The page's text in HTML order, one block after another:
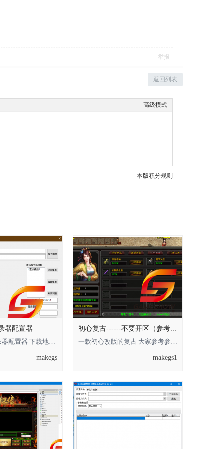
举报
返回列表
高级模式
本版积分规则
器配置器
GameShow登录器配置器 下载地址： 回复可见 **** 本内容被作者隐藏 **** ****
makegs
初心复古------不要开区（参考用）
一款初心改版的复古 大家参考参考，不要开区 解码密码回复可见**** 本内容被作者
makegs1